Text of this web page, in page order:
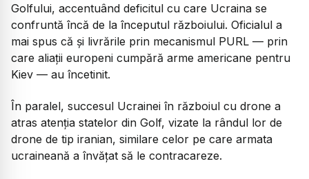
Golfului, accentuând deficitul cu care Ucraina se
confruntă încă de la începutul războiului. Oficialul a
mai spus că și livrările prin mecanismul PURL — prin
care aliații europeni cumpără arme americane pentru
Kiev — au încetinit.
În paralel, succesul Ucrainei în războiul cu drone a
atras atenția statelor din Golf, vizate la rândul lor de
drone de tip iranian, similare celor pe care armata
ucraineană a învățat să le contracareze.